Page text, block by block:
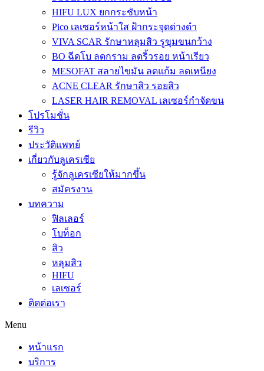
HIFU LUX ยกกระชับหน้า
Pico เลเซอร์หน้าใส ฝ้ากระจุดด่างดำ
VIVA SCAR รักษาหลุมสิว รูขุมขนกว้าง
BO ฉีดโบ ลดกราม ลดริ้วรอย หน้าเรียว
MESOFAT สลายไขมัน ลดแก้ม ลดเหนียง
ACNE CLEAR รักษาสิว รอยสิว
LASER HAIR REMOVAL เลเซอร์กำจัดขน
โปรโมชั่น
รีวิว
ประวัติแพทย์
เกี่ยวกับลูเครเซีย
รู้จักลูเครเซียให้มากขึ้น
สมัครงาน
บทความ
ฟิลเลอร์
โบท็อก
สิว
หลุมสิว
HIFU
เลเซอร์
ติดต่อเรา
Menu
หน้าแรก
บริการ